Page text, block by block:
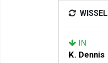
WISSEL
IN
K. Dennis